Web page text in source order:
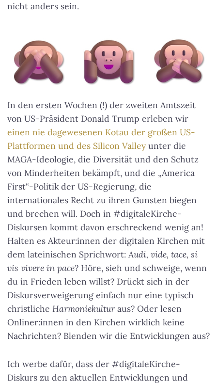
nicht anders sein.
In den ersten Wochen (!) der zweiten Amtszeit
von US-Präsident Donald Trump erleben wir
einen nie dagewesenen Kotau der großen US-
Plattformen und des Silicon Valleyunter die
MAGA-Ideologie, die Diversität und den Schutz
von Minderheiten bekämpft, und die „America
First“-Politik der US-Regierung, die
internationales Recht zu ihren Gunsten biegen
und brechen will. Doch in #digitaleKirche-
Diskursen kommt davon erschreckend wenig an!
Halten es Akteur:innen der digitalen Kirchen mit
dem lateinischen Sprichwort:Audi, vide, tace, si
vis vivere in pace? Höre, sieh und schweige, wenn
du in Frieden leben willst? Drückt sich in der
Diskursverweigerung einfach nur eine typisch
christliche Harmoniekultur aus? Oder lesen
Onliner:innen in den Kirchen wirklich keine
Nachrichten? Blenden wir die Entwicklungen aus?
Ich werbe dafür, dass der #digitaleKirche-
Diskurs zu den aktuellen Entwicklungen und